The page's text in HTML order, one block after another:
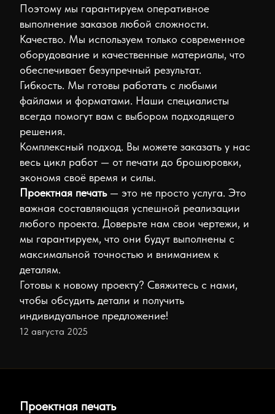
Поэтому мы гарантируем оперативное
выполнение заказов любой сложности.
Качество. Мы используем только современное
оборудование и качественные материалы, что
обеспечивает безупречный результат.
Гибкость. Мы готовы работать с любыми
файлами и форматами. Наши специалисты
всегда помогут вам с выбором подходящего
решения.
Комплексный подход. Вы можете заказать у нас
весь цикл работ — от печати до брошюровки,
экономя своё время и силы.
Проектная печать— это не просто услуга. Это
важная составляющая успешной реализации
любого проекта. Доверьте нам свои чертежи, и
мы гарантируем, что они будут выполнены с
максимальной точностью и вниманием к
деталям.
Готовы к новому проекту? Свяжитесь с нами,
чтобы обсудить детали и получить
индивидуальное предложение!
12 августа 2025
Проектная печать